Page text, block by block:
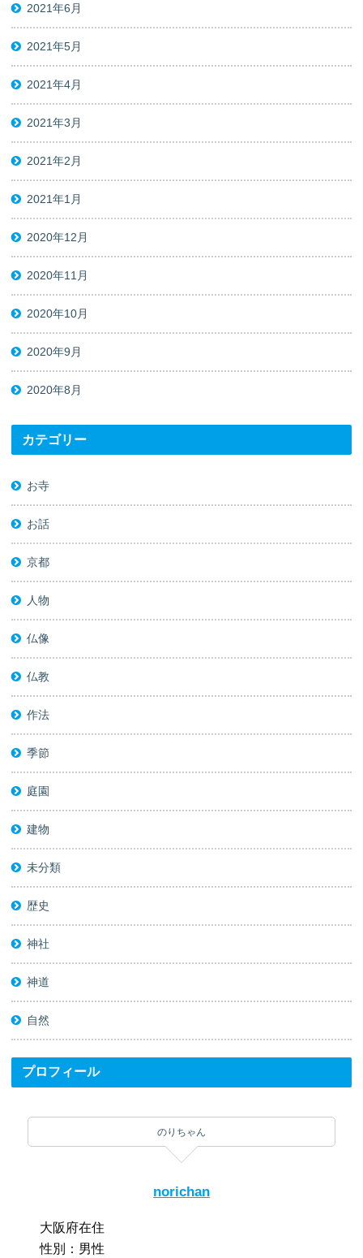
2021年6月
2021年5月
2021年4月
2021年3月
2021年2月
2021年1月
2020年12月
2020年11月
2020年10月
2020年9月
2020年8月
カテゴリー
お寺
お話
京都
人物
仏像
仏教
作法
季節
庭園
建物
未分類
歴史
神社
神道
自然
プロフィール
のりちゃん
norichan
大阪府在住
性別：男性